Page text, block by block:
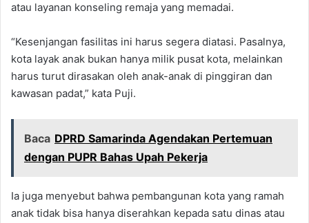
atau layanan konseling remaja yang memadai.
“Kesenjangan fasilitas ini harus segera diatasi. Pasalnya,
kota layak anak bukan hanya milik pusat kota, melainkan
harus turut dirasakan oleh anak-anak di pinggiran dan
kawasan padat,” kata Puji.
Baca DPRD Samarinda Agendakan Pertemuan
dengan PUPR Bahas Upah Pekerja
Ia juga menyebut bahwa pembangunan kota yang ramah
anak tidak bisa hanya diserahkan kepada satu dinas atau